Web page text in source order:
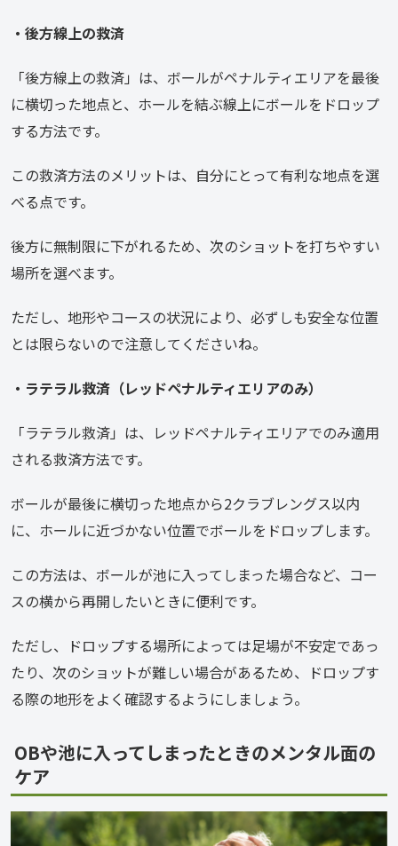
・後方線上の救済
「後方線上の救済」は、ボールがペナルティエリアを最後
に横切った地点と、ホールを結ぶ線上にボールをドロップ
する方法です。
この救済方法のメリットは、自分にとって有利な地点を選
べる点です。
後方に無制限に下がれるため、次のショットを打ちやすい
場所を選べます。
ただし、地形やコースの状況により、必ずしも安全な位置
とは限らないので注意してくださいね。
・ラテラル救済（レッドペナルティエリアのみ）
「ラテラル救済」は、レッドペナルティエリアでのみ適用
される救済方法です。
ボールが最後に横切った地点から2クラブレングス以内
に、ホールに近づかない位置でボールをドロップします。
この方法は、ボールが池に入ってしまった場合など、コー
スの横から再開したいときに便利です。
ただし、ドロップする場所によっては足場が不安定であっ
たり、次のショットが難しい場合があるため、ドロップす
る際の地形をよく確認するようにしましょう。
OBや池に入ってしまったときのメンタル面の
ケア